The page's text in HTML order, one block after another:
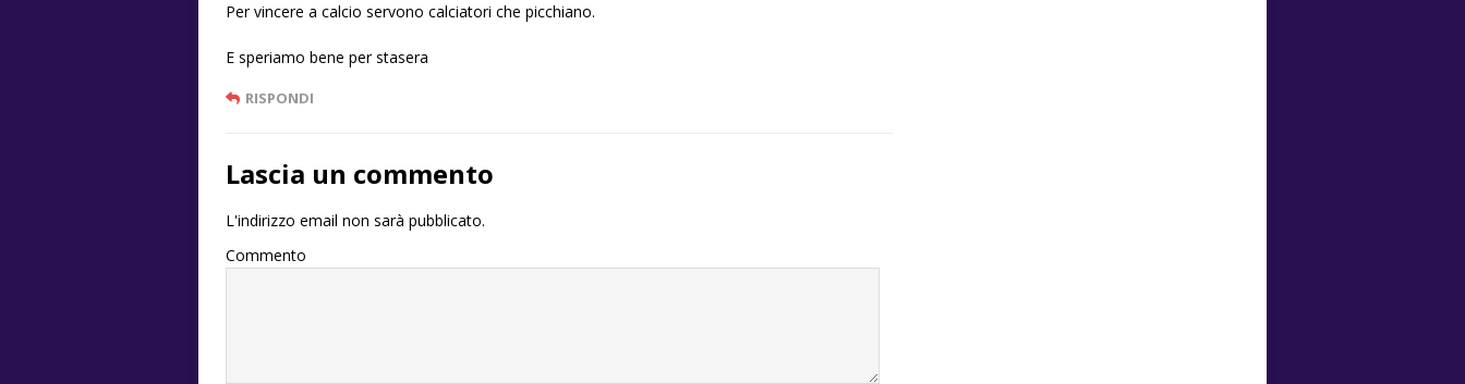
Per vincere a calcio servono calciatori che picchiano.
E speriamo bene per stasera
RISPONDI
Lascia un commento
L'indirizzo email non sarà pubblicato.
Commento